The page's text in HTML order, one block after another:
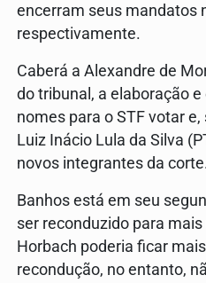
encerram seus mandatos
respectivamente.
Caberá a Alexandre de
do tribunal, a elaboração
nomes para o STF votar
Luiz Inácio Lula da Silva
novos integrantes da
Banhos está em seu
ser reconduzido para
Horbach poderia ficar
recondução, no entanto,